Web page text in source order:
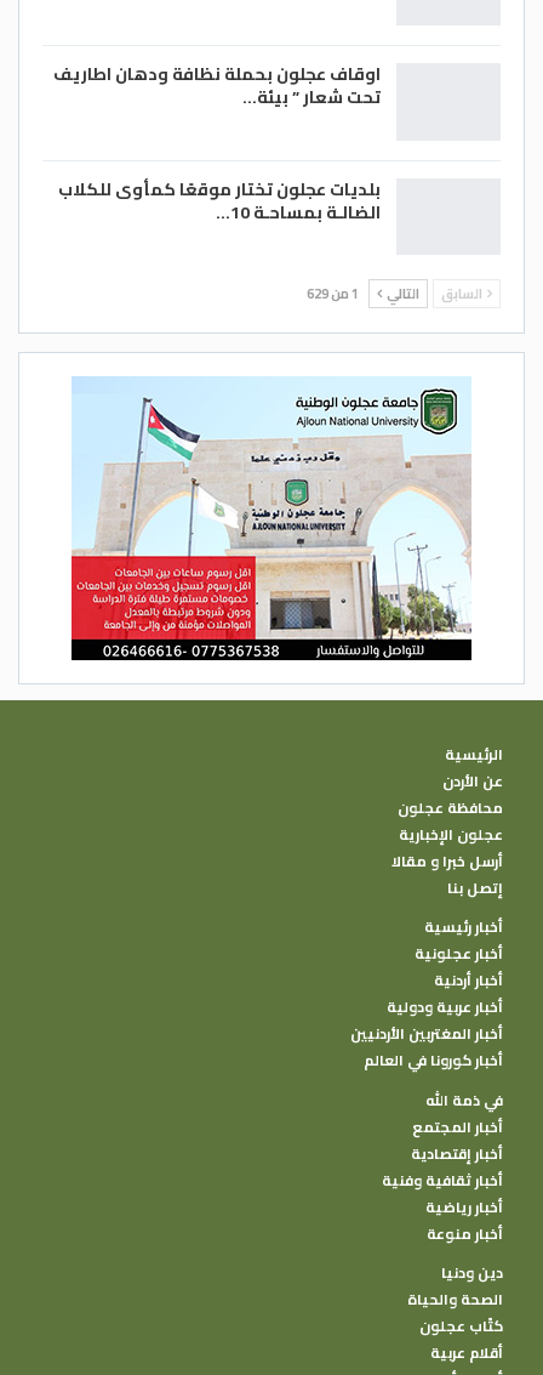
اوقاف عجلون بحملة نظافة ودهان اطاريف
تحت شعار ” بيئة…
بلديات عجلون تختار موقعًا كمأوى للكلاب
الضالـة بمساحـة 10…
السابق التالي 1 من 629
الرئيسية
عن الأردن
محافظة عجلون
عجلون الإخبارية
أرسل خبرا و مقالا
إتصل بنا
أخبار رئيسية
أخبار عجلونية
أخبار أردنية
أخبار عربية ودولية
أخبار المغتربين الأردنيين
أخبار كورونا في العالم
في ذمة الله
أخبار المجتمع
أخبار إقتصادية
أخبار ثقافية وفنية
أخبار رياضية
أخبار منوعة
دين ودنيا
الصحة والحياة
كتًاب عجلون
أقلام عربية